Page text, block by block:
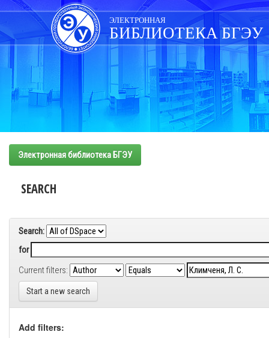
Skip
navigation
ЭЛЕКТРОННАЯ
БИБЛИОТЕКА БГЭУ
Электронная библиотека БГЭУ
SEARCH
Search:
for
Current filters:
Start a new search
Add filters: